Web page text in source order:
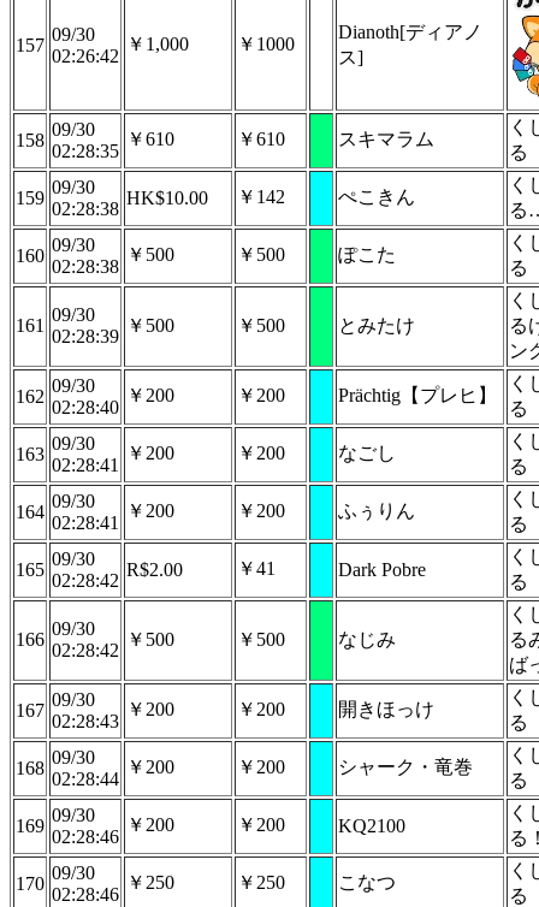
157
09/30
02:26:42
￥1,000 ￥1000
Dianoth[ディアノ
ス]
158
09/30
02:28:35
￥610 ￥610 スキマラム
く
る
159
09/30
02:28:38
HK$10.00 ￥142 ぺこきん
く
る
160
09/30
02:28:38
￥500 ￥500 ぽこた
く
る
161
09/30
02:28:39
￥500 ￥500 とみたけ
く
る
ン
162
09/30
02:28:40
￥200 ￥200 Prächtig【プレヒ】
く
る
163
09/30
02:28:41
￥200 ￥200 なごし
く
る
164
09/30
02:28:41
￥200 ￥200 ふぅりん
く
る
165
09/30
02:28:42
R$2.00 ￥41 Dark Pobre
く
る
166
09/30
02:28:42
￥500 ￥500 なじみ
く
る
ば
167
09/30
02:28:43
￥200 ￥200 開きほっけ
く
る
168
09/30
02:28:44
￥200 ￥200 シャーク・竜巻
く
る
169
09/30
02:28:46
￥200 ￥200 KQ2100
く
る
170
09/30
02:28:46
￥250 ￥250 こなつ
く
る